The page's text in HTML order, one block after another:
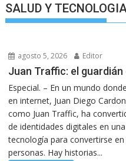
SALUD Y
agosto 5, 2026 Editor
Juan Traffic: el
Especial. – En un mundo
en internet, Juan Diego
como Juan Traffic, ha
de identidades digitales en
tecnología para convertirse
personas. Hay historias...